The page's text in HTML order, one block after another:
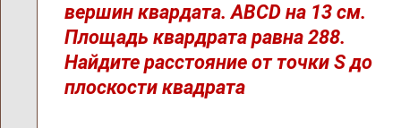
вершин квардата. ABCD на 13 см.
Площадь квардрата равна 288.
Найдите расстояние от точки S до
плоскости квадрата